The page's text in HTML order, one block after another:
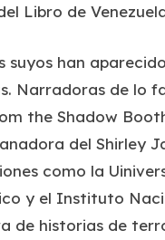
Libro de
suyos han
Narradoras de lo
the Shadow
del Shirley
como la
y el Instituto
de historias de